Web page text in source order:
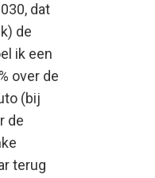
dat
de
ik een
over de
(bij
de
terug